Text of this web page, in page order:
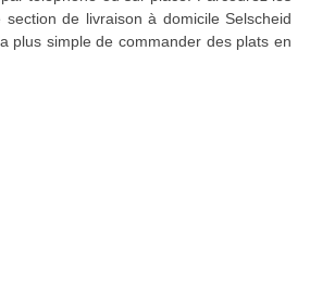
de livraison à domicile Selscheid
plus simple de commander des plats en